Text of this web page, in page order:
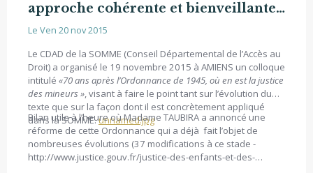
approche cohérente et bienveillante
de l’enfance délinquante
Le Ven 20 nov 2015
Le CDAD de la SOMME (Conseil Départemental de l’Accès au
Droit) a organisé le 19 novembre 2015 à AMIENS un colloque
intitulé «70 ans après l’Ordonnance de 1945, où en est la justice
des mineurs » , visant à faire le point tant sur l’évolution du
texte que sur la façon dont il est concrètement appliqué
dans la SOMME.unnamed.jpg
Bilan utile à l’heure où Madame TAUBIRA a annoncé une
réforme de cette Ordonnance qui a déjà fait l’objet de
nombreuses évolutions (37 modifications à ce stade -
http://www.justice.gouv.fr/justice-des-enfants-et-des-